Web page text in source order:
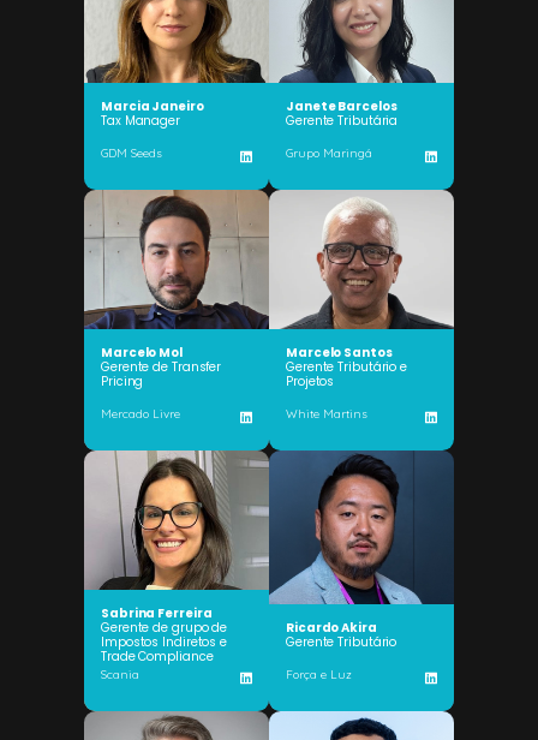
Marcia Janeiro
Tax Manager
GDM Seeds
Janete Barcelos
Gerente Tributária
Grupo Maringá
Marcelo Mol
Gerente de Transfer
Pricing
Mercado Livre
Marcelo Santos
Gerente Tributário e
Projetos
White Martins
Sabrina Ferreira
Gerente de grupo de
Impostos Indiretos e
Trade Compliance
Scania
Ricardo Akira
Gerente Tributário
Força e Luz